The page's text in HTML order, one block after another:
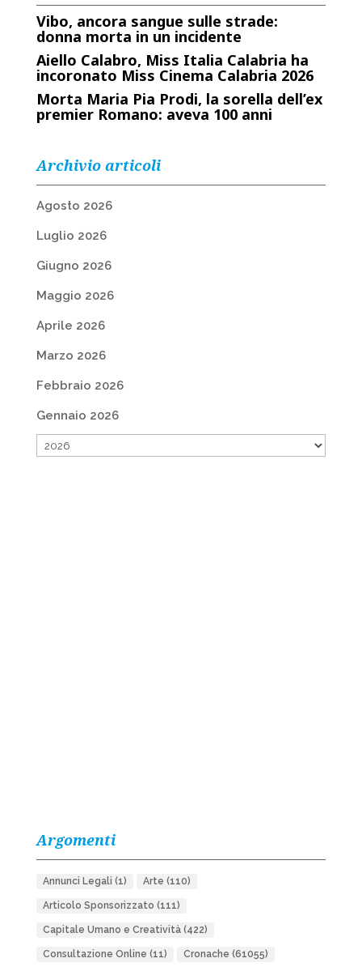
Vibo, ancora sangue sulle strade:
donna morta in un incidente
Aiello Calabro, Miss Italia Calabria ha
incoronato Miss Cinema Calabria 2026
Morta Maria Pia Prodi, la sorella dell’ex
premier Romano: aveva 100 anni
Archivio articoli
Agosto 2026
Luglio 2026
Giugno 2026
Maggio 2026
Aprile 2026
Marzo 2026
Febbraio 2026
Gennaio 2026
Argomenti
Annunci Legali (1) Arte (110)
Articolo Sponsorizzato (111)
Capitale Umano e Creatività(422)
Consultazione Online (11) Cronache (61055)